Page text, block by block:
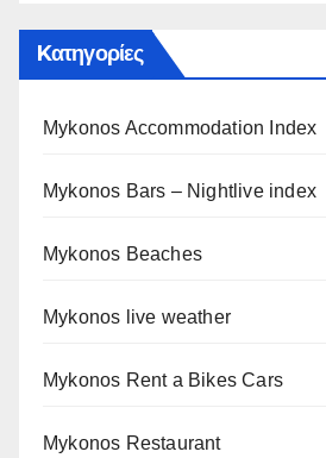
Kατηγορίες
Mykonos Accommodation Index
Mykonos Bars – Nightlive index
Mykonos Beaches
Mykonos live weather
Mykonos Rent a Bikes Cars
Mykonos Restaurant